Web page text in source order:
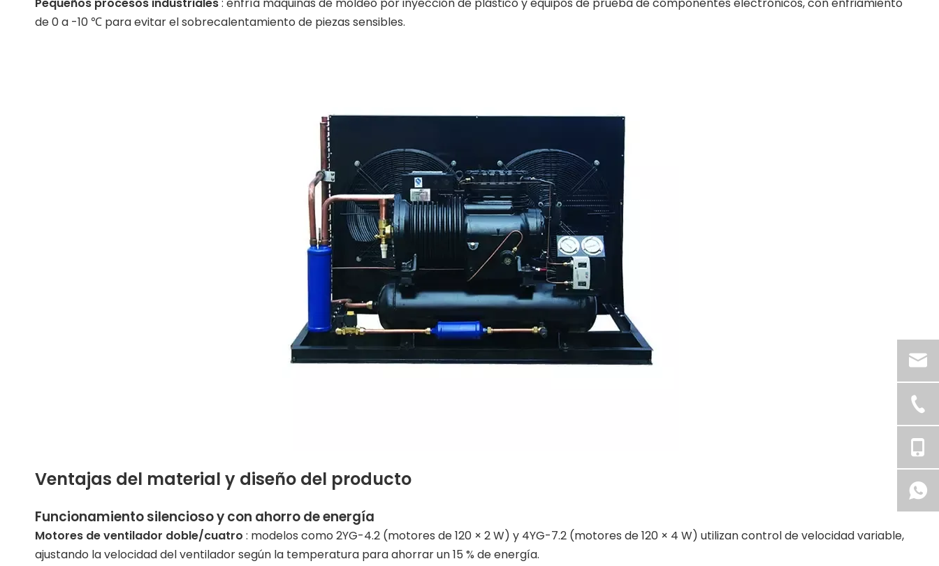
de 0 a -10 ℃ para evitar el sobrecalentamiento de piezas sensibles.
Ventajas del material y diseño del producto
Funcionamiento silencioso y con ahorro de energía
Motores de ventilador doble/cuatro : modelos como 2YG-4.2 (motores de 120 × 2 W) y 4YG-7.2 (motores de 120 × 4 W) utilizan control de velocidad variable,
ajustando la velocidad del ventilador según la temperatura para ahorrar un 15 % de energía.